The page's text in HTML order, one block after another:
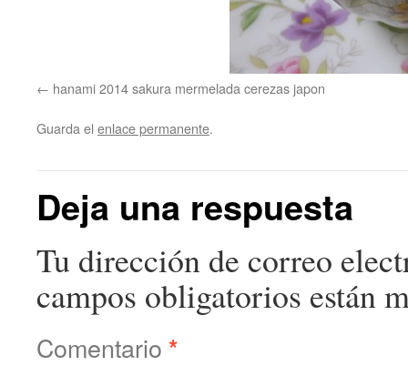
hanami 2014 sakura mermelada cerezas japon
Guarda el enlace permanente.
Deja una respuesta
Tu dirección de correo
campos obligatorios están
Comentario *